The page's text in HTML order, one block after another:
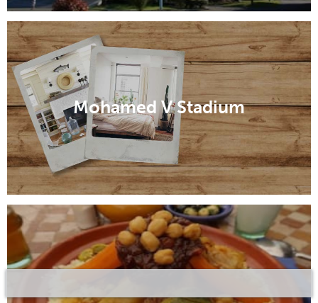
Mohamed V Stadium